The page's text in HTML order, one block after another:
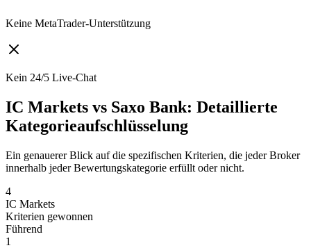
Keine MetaTrader-Unterstützung
Kein 24/5 Live-Chat
IC Markets vs Saxo Bank: Detaillierte
Kategorieaufschlüsselung
Ein genauerer Blick auf die spezifischen Kriterien, die jeder Broker
innerhalb jeder Bewertungskategorie erfüllt oder nicht.
4
IC Markets
Kriterien gewonnen
Führend
1